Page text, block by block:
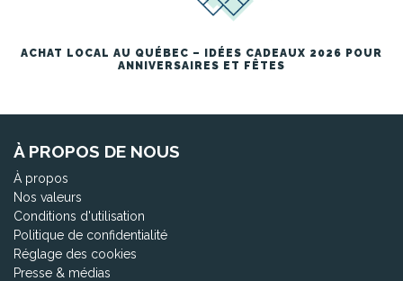
ACHAT LOCAL AU QUÉBEC – IDÉES CADEAUX 2026 POUR
ANNIVERSAIRES ET FÊTES
À PROPOS DE NOUS
À propos
Nos valeurs
Conditions d'utilisation
Politique de confidentialité
Réglage des cookies
Presse & médias